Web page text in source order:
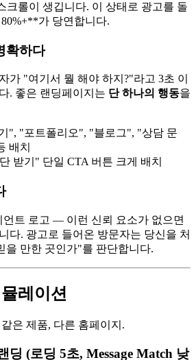
크롤이 생깁니다. 이 상태로 광고를 돌
가 당연합니다.
확하다
가 "여기서 뭘 해야 하지?"라고 3초 이
. 좋은 랜딩페이지는 단 하나의 행동을
", "포트폴리오", "블로그", "상담 문
배치
받기" 단일 CTA 버튼 크게 배치
언트 로고 — 이런 신뢰 요소가 없으면
다. 광고로 들어온 방문자는 당신을 처
을 만한 곳인가"를 판단합니다.
레이션
은 제품, 다른 홈페이지.
딩 (로딩 5초, Message Match 낮